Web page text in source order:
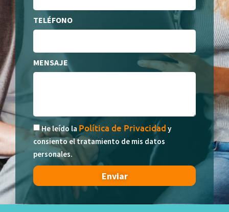
TELÉFONO
MENSAJE
He leído la Política de Privacidad y
consiento el tratamiento de mis datos
personales.
Enviar